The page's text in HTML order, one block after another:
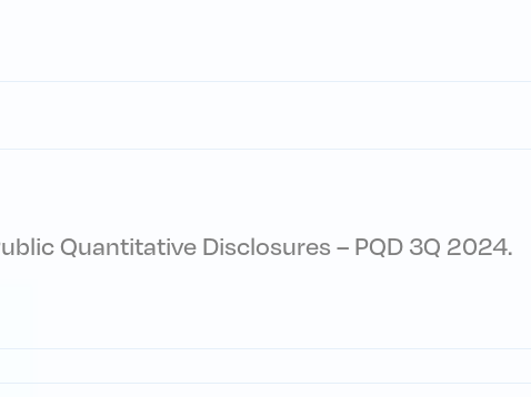
Quantitative Disclosures – PQD 3Q 2024.